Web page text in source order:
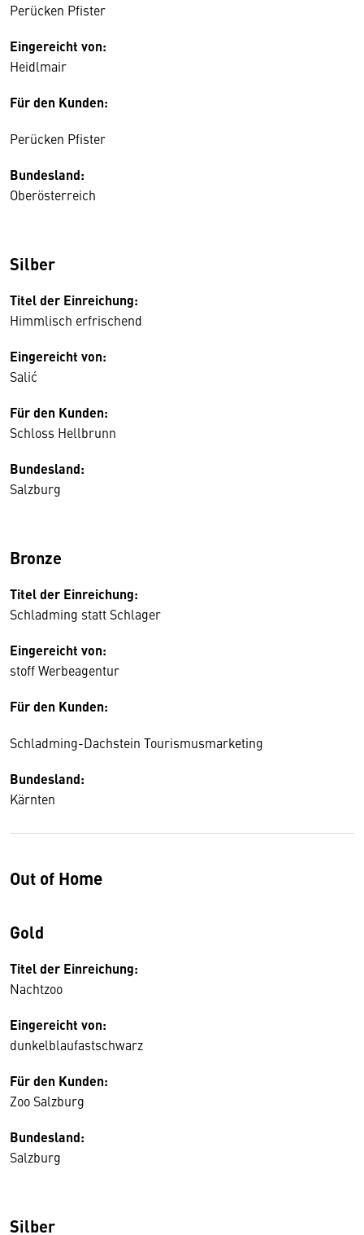
Perücken Pfister
Eingereicht von:
Heidlmair
Für den Kunden:
Perücken Pfister
Bundesland:
Oberösterreich
Silber
Titel der Einreichung:
Himmlisch erfrischend
Eingereicht von:
Salić
Für den Kunden:
Schloss Hellbrunn
Bundesland:
Salzburg
Bronze
Titel der Einreichung:
Schladming statt Schlager
Eingereicht von:
stoff Werbeagentur
Für den Kunden:
Schladming-Dachstein Tourismusmarketing
Bundesland:
Kärnten
Out of Home
Gold
Titel der Einreichung:
Nachtzoo
Eingereicht von:
dunkelblaufastschwarz
Für den Kunden:
Zoo Salzburg
Bundesland:
Salzburg
Silber